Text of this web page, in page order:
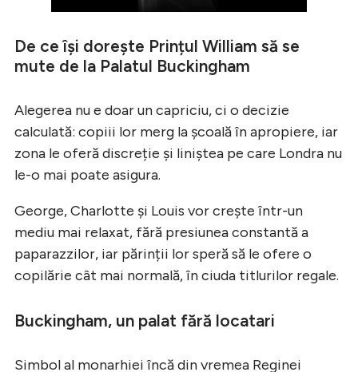
De ce își dorește Prințul William să se
mute de la Palatul Buckingham
Alegerea nu e doar un capriciu, ci o decizie
calculată: copiii lor merg la școală în apropiere, iar
zona le oferă discreție și liniștea pe care Londra nu
le-o mai poate asigura.
George, Charlotte și Louis vor crește într-un
mediu mai relaxat, fără presiunea constantă a
paparazzilor, iar părinții lor speră să le ofere o
copilărie cât mai normală, în ciuda titlurilor regale.
Buckingham, un palat fără locatari
Simbol al monarhiei încă din vremea Reginei